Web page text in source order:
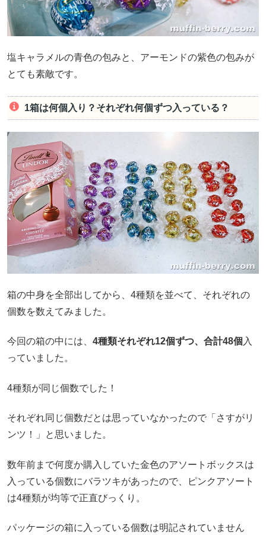
塩キャラメルの青色の包みと、アーモンドの紫色の包みが
とても素敵です。
1箱は何個入り？それぞれ何個ずつ入っている？
箱の中身を全部出してから、4種類を並べて、それぞれの
個数を数えてみました。
今回の箱の中には、 4種類それぞれ12個ずつ、合計48個 入
っていました。
4種類が同じ個数でした！
それぞれ同じ個数だとは思っていなかったので「さすがリ
ンツ！」と思いました。
数年前まで何度か購入していた金色のアソートボックスは
入っている個数にバラツキがあったので、ピンクアソート
は4種類が均等で正直びっくり。
パッケージの箱に入っている個数は明記されていません